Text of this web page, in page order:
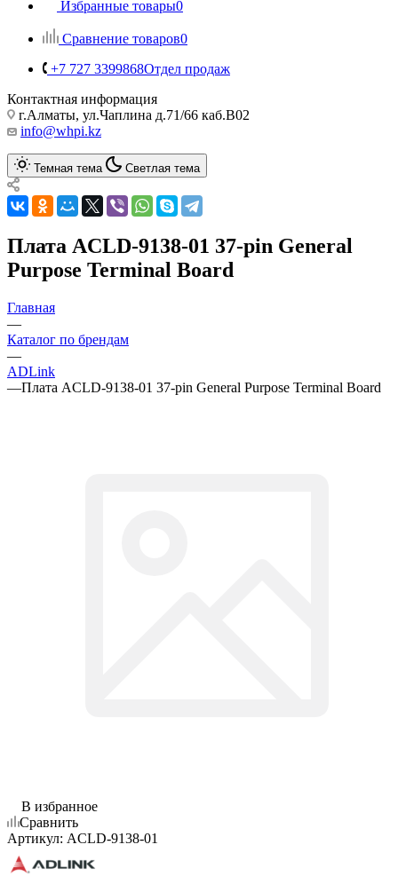
Избранные товары0
Сравнение товаров0
+7 727 3399868Отдел продаж
Контактная информация
г.Алматы, ул.Чаплина д.71/66 каб.B02
info@whpi.kz
Темная тема Светлая тема
Плата ACLD-9138-01 37-pin General
Purpose Terminal Board
Главная
—
Каталог по брендам
—
ADLink
—Плата ACLD-9138-01 37-pin General Purpose Terminal Board
В избранное
Сравнить
Артикул: ACLD-9138-01